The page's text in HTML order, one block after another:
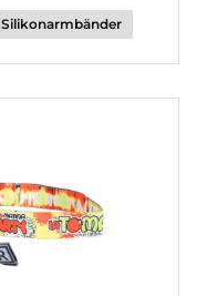
Silikonarmbänder